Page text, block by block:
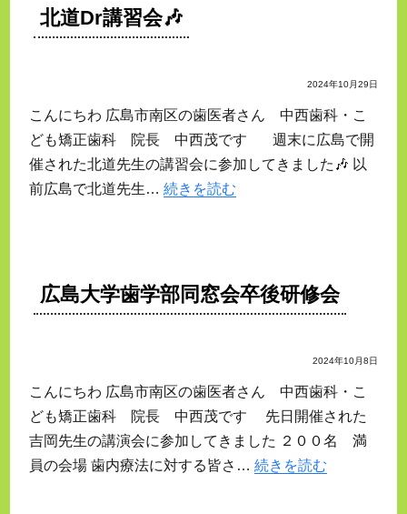
北道Dr講習会🎶
2024年10月29日
こんにちわ 広島市南区の歯医者さん 中西歯科・こ
ども矯正歯科 院長 中西茂です 週末に広島で開
催された北道先生の講習会に参加してきました🎶 以
前広島で北道先生… 続きを読む
広島大学歯学部同窓会卒後研修会
2024年10月8日
こんにちわ 広島市南区の歯医者さん 中西歯科・こ
ども矯正歯科 院長 中西茂です 先日開催された
吉岡先生の講演会に参加してきました ２００名 満
員の会場 歯内療法に対する皆さ… 続きを読む